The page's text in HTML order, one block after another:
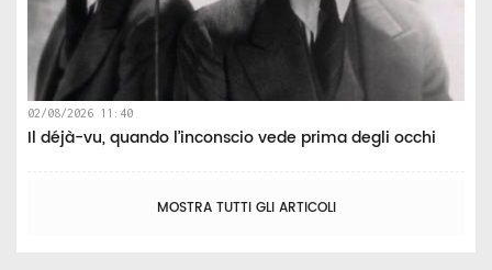
02/08/2026 11:40
Il déjà-vu, quando l’inconscio vede prima degli occhi
MOSTRA TUTTI GLI ARTICOLI